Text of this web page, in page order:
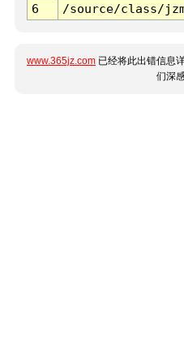
6 /source/class/
www.365jz.com 已经将此出错信息
们深